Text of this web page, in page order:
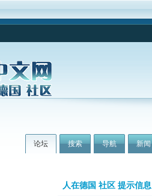
论坛 搜索 导航 新闻
人在德国 社区 提示信息